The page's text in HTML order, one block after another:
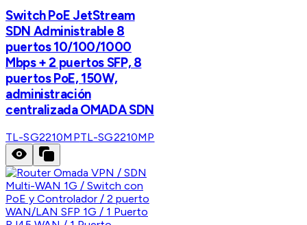
Switch PoE JetStream
SDN Administrable 8
puertos 10/100/1000
Mbps + 2 puertos SFP, 8
puertos PoE, 150W,
administración
centralizada OMADA SDN
TL-SG2210MPTL-SG2210MP